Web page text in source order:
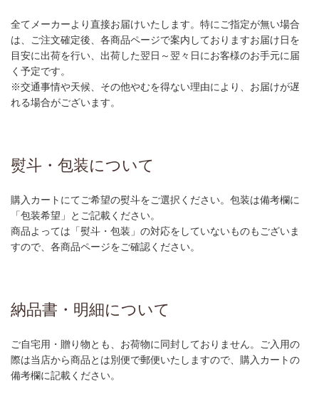
全てメーカーより直接お届けいたします。特にご指定が無い場合
は、ご注文確定後、各商品ページで案内しておりますお届け日を
目安に出荷を行い、出荷した翌日～翌々日にお客様のお手元に届
く予定です。
※交通事情や天候、その他やむを得ない理由により、お届けが遅
れる場合がございます。
熨斗・包装について
購入カートにてご希望の熨斗をご選択ください。包装は備考欄に
「包装希望」とご記載ください。
商品よっては「熨斗・包装」の対応をしていないものもございま
すので、各商品ページをご確認ください。
納品書・明細について
ご自宅用・贈り物とも、お荷物に同封しておりません。ご入用の
際は当店から商品とは別便で郵便いたしますので、購入カートの
備考欄に記載ください。